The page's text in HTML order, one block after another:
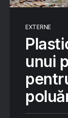
EXTERNE
unui